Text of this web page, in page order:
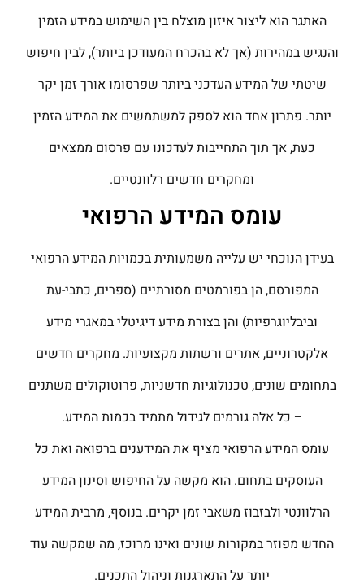
האתגר הוא ליצור איזון מוצלח בין השימוש במידע הזמין
והנגיש במהירות (אך לא בהכרח המעודכן ביותר), לבין חיפוש
שיטתי של המידע העדכני ביותר שפרסומו אורך זמן יקר
יותר. פתרון אחד הוא לספק למשתמשים את המידע הזמין
כעת, אך תוך התחייבות לעדכונו עם פרסום ממצאים
ומחקרים חדשים רלוונטיים.
עומס המידע הרפואי
בעידן הנוכחי יש עלייה משמעותית בכמויות המידע הרפואי
המפורסם, הן בפורמטים מסורתיים (ספרים, כתבי-עת
וביבליוגרפיות) והן בצורת מידע דיגיטלי במאגרי מידע
אלקטרוניים, אתרים ורשתות מקצועיות. מחקרים חדשים
בתחומים שונים, טכנולוגיות חדשניות, פרוטוקולים משתנים
– כל אלה גורמים לגידול מתמיד בכמות המידע.
עומס המידע הרפואי מציף את המידענים ברפואה ואת כל
העוסקים בתחום. הוא מקשה על החיפוש וסינון המידע
הרלוונטי ולבזבוז משאבי זמן יקרים. בנוסף, מרבית המידע
החדש מפוזר במקורות שונים ואינו מרוכז, מה שמקשה עוד
יותר על התארגנות וניהול התכנים.